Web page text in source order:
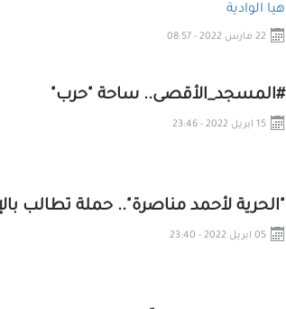
هيا الوادية
22 مارس 2022 - 08:57
#المسجد_الأقصى.. ساحة "حرب"
15 ابريل 2022 - 23:46
"الحرية لأحمد مناصرة".. حملة تطالب
05 ابريل 2022 - 23:40